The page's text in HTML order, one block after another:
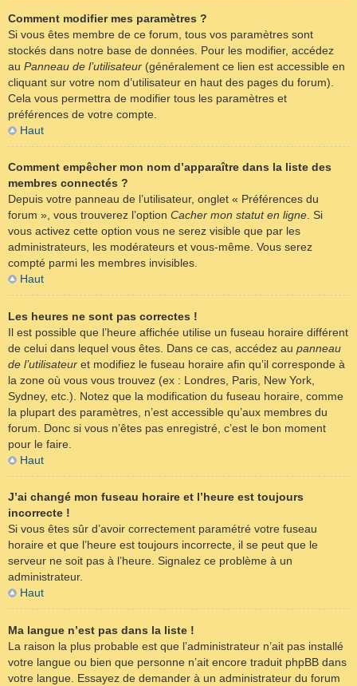
Comment modifier mes paramètres ?
Si vous êtes membre de ce forum, tous vos paramètres sont
stockés dans notre base de données. Pour les modifier, accédez
au Panneau de l’utilisateur (généralement ce lien est accessible en
cliquant sur votre nom d’utilisateur en haut des pages du forum).
Cela vous permettra de modifier tous les paramètres et
préférences de votre compte.
Haut
Comment empêcher mon nom d’apparaître dans la liste des
membres connectés ?
Depuis votre panneau de l’utilisateur, onglet « Préférences du
forum », vous trouverez l’option Cacher mon statut en ligne. Si
vous activez cette option vous ne serez visible que par les
administrateurs, les modérateurs et vous-même. Vous serez
compté parmi les membres invisibles.
Haut
Les heures ne sont pas correctes !
Il est possible que l’heure affichée utilise un fuseau horaire différent
de celui dans lequel vous êtes. Dans ce cas, accédez au panneau
de l’utilisateur et modifiez le fuseau horaire afin qu’il corresponde à
la zone où vous vous trouvez (ex : Londres, Paris, New York,
Sydney, etc.). Notez que la modification du fuseau horaire, comme
la plupart des paramètres, n’est accessible qu’aux membres du
forum. Donc si vous n’êtes pas enregistré, c’est le bon moment
pour le faire.
Haut
J’ai changé mon fuseau horaire et l’heure est toujours
incorrecte !
Si vous êtes sûr d’avoir correctement paramétré votre fuseau
horaire et que l’heure est toujours incorrecte, il se peut que le
serveur ne soit pas à l’heure. Signalez ce problème à un
administrateur.
Haut
Ma langue n’est pas dans la liste !
La raison la plus probable est que l’administrateur n’ait pas installé
votre langue ou bien que personne n’ait encore traduit phpBB dans
votre langue. Essayez de demander à un administrateur du forum